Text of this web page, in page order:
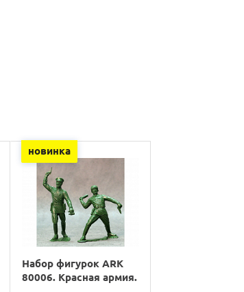
новинка
Набор фигурок ARK
80006. Красная армия.